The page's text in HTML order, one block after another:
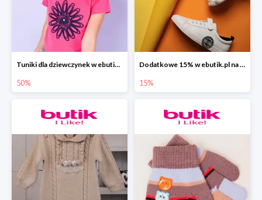
Tuniki dla dziewczynek w ebutik.pl do -50%
50%
Dodatkowe 15% w ebutik.pl na całą kolekcję BIG STAR
15%